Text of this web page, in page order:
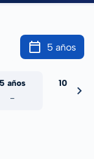
5 años
5 años
-
10 años